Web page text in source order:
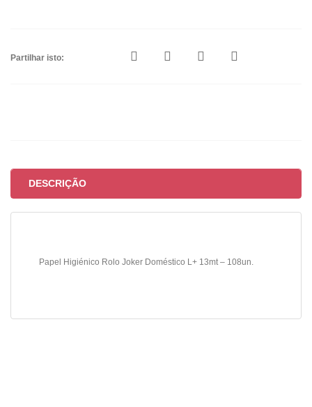
Partilhar isto:
DESCRIÇÃO
Papel Higiénico Rolo Joker Doméstico L+ 13mt – 108un.